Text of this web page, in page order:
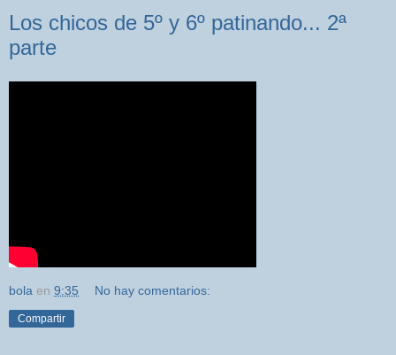
Los chicos de 5º y 6º patinando... 2ª
parte
bola en 9:35 No hay comentarios:
Compartir